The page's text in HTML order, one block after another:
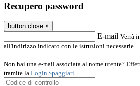
Recupero password
button close ×
E-mail Verrà
all'indirizzo indicato con le istruzioni necessarie.
Non hai una e-mail associata al nome utente?
tramite la Login Spaggiari